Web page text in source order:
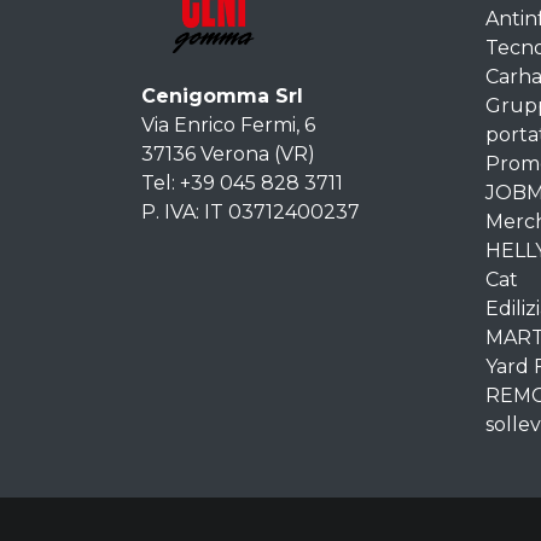
Cenigomma Srl
Via Enrico Fermi, 6
37136 Verona (VR)
Tel: +39 045 828 3711
P. IVA: IT 03712400237
Cat
Yard